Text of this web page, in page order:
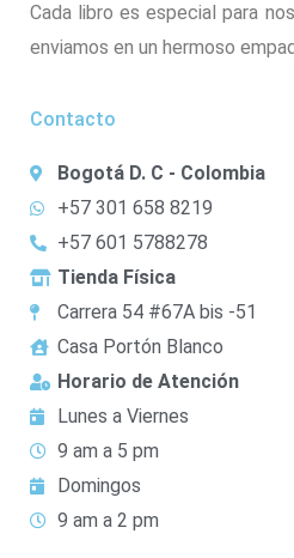
Cada libro es especial para
enviamos en un hermoso
Contacto
Bogotá D. C - Colombia
+57 301 658 8219
+57 601 5788278
Tienda Física
Carrera 54 #67A bis -51
Casa Portón Blanco
Horario de Atención
Lunes a Viernes
9 am a 5 pm
Domingos
9 am a 2 pm